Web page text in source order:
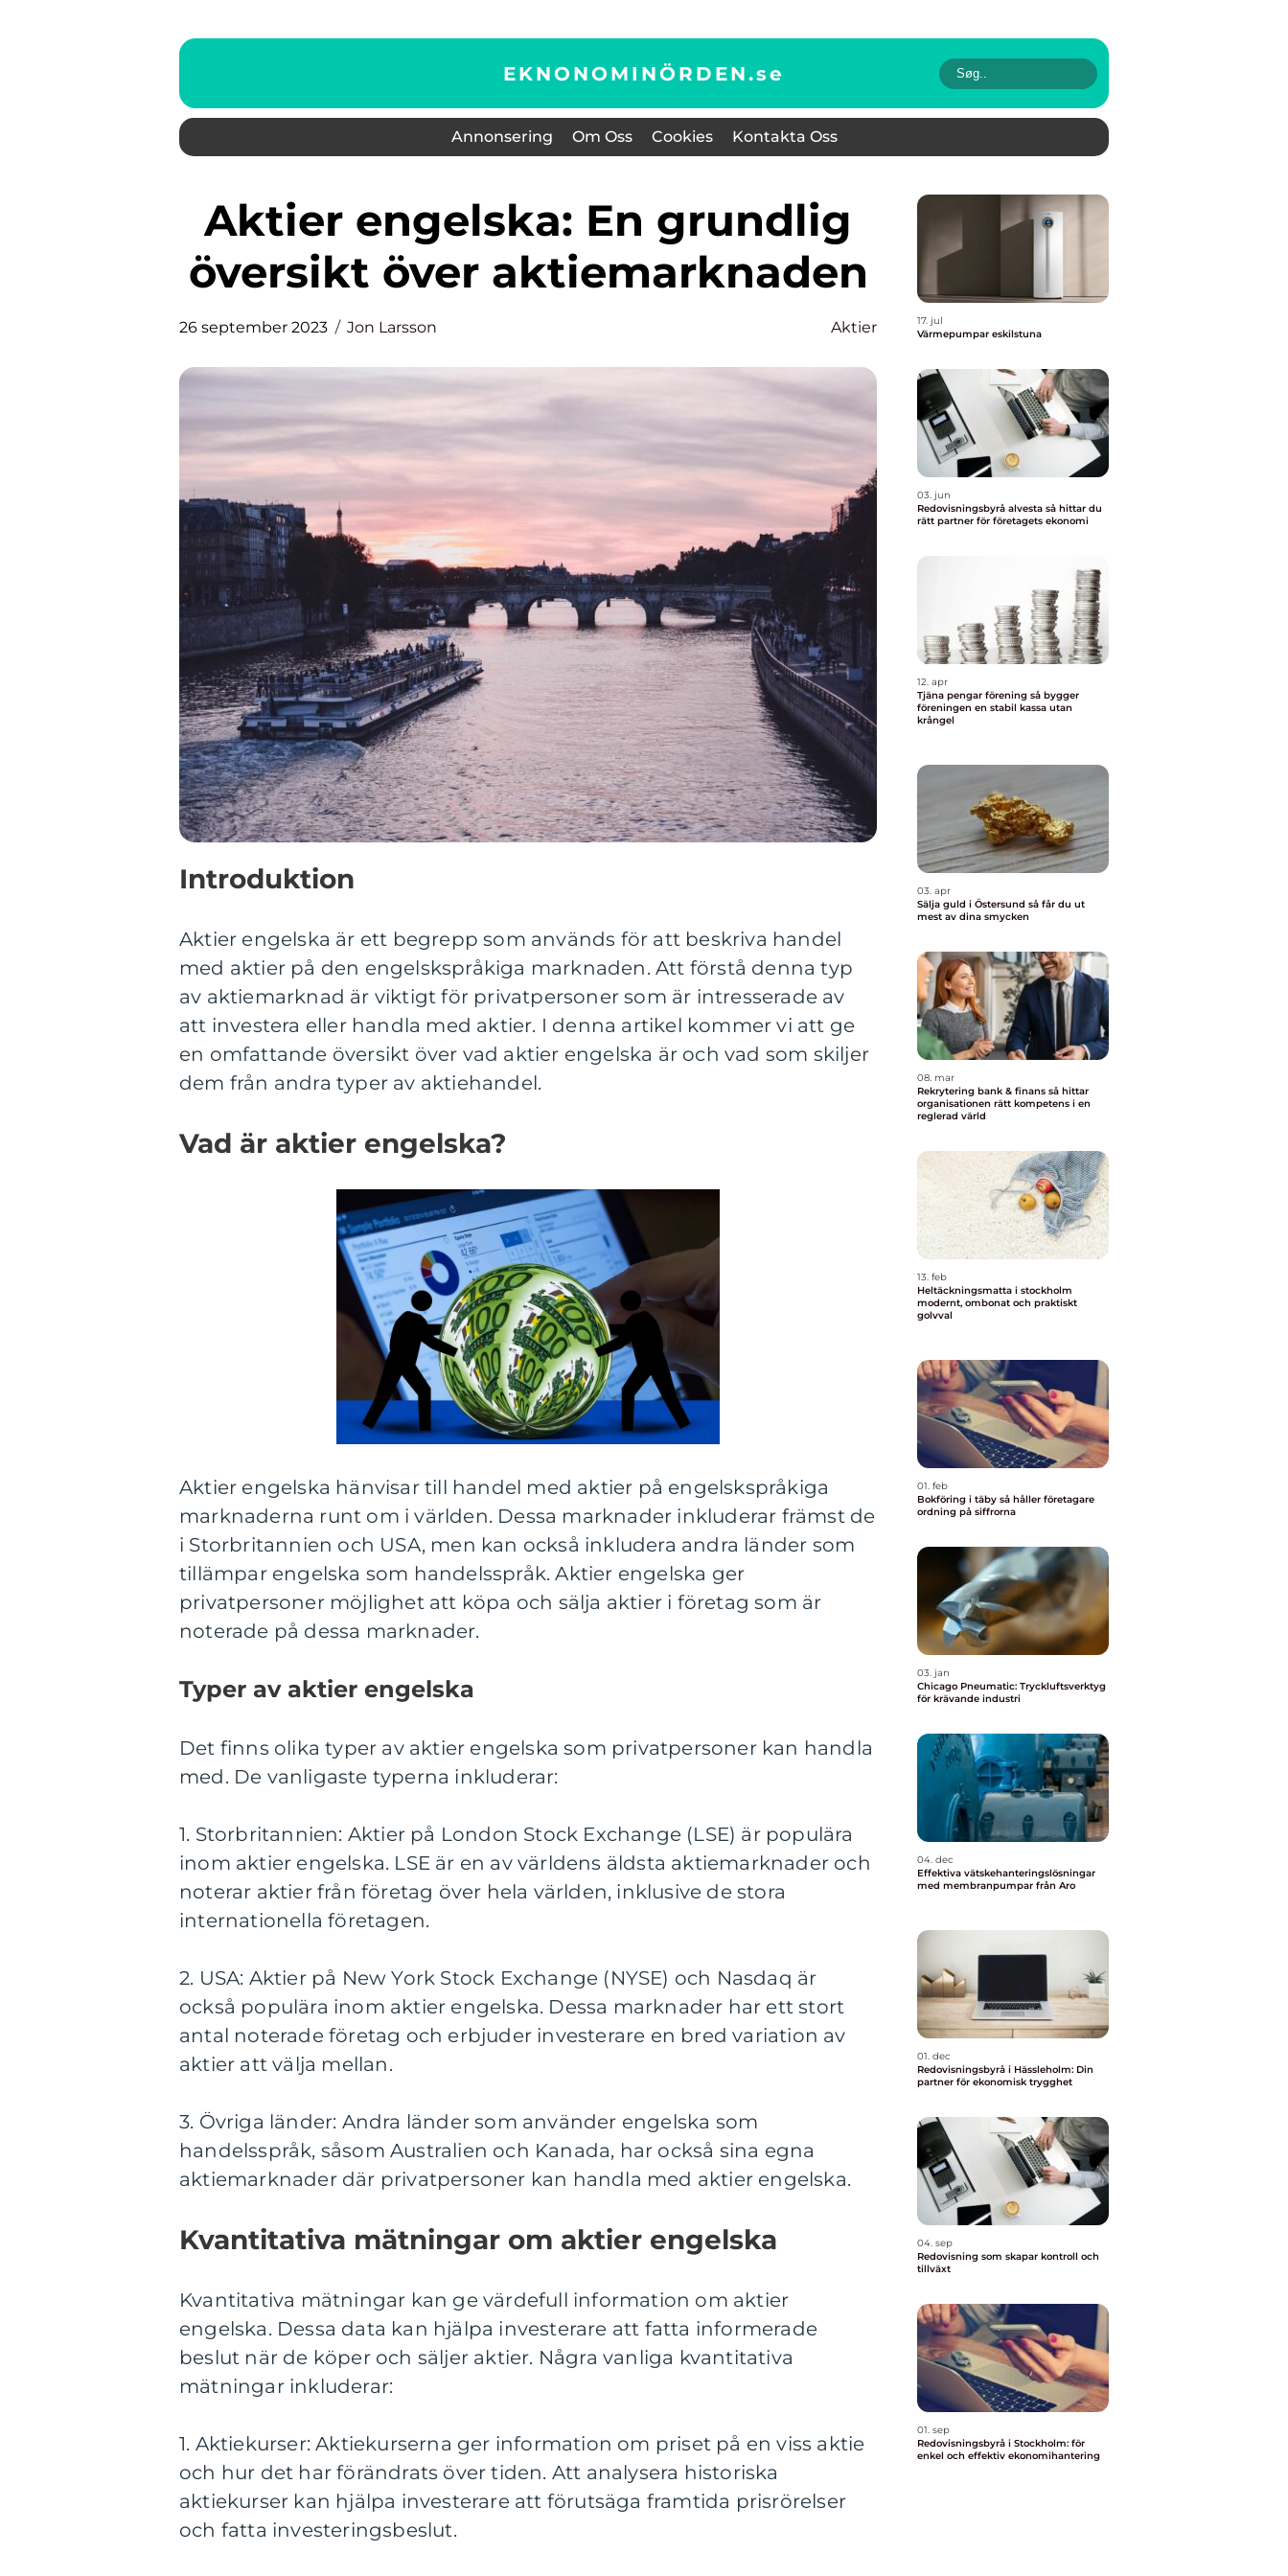
EKNONOMINÖRDEN.se
Annonsering Om Oss Cookies Kontakta Oss
Aktier engelska: En grundlig
översikt över aktiemarknaden
26 september 2023 Jon Larsson Aktier
Introduktion
Aktier engelska är ett begrepp som används för att beskriva handel
med aktier på den engelskspråkiga marknaden. Att förstå denna typ
av aktiemarknad är viktigt för privatpersoner som är intresserade av
att investera eller handla med aktier. I denna artikel kommer vi att ge
en omfattande översikt över vad aktier engelska är och vad som skiljer
dem från andra typer av aktiehandel.
Vad är aktier engelska?
Aktier engelska hänvisar till handel med aktier på engelskspråkiga
marknaderna runt om i världen. Dessa marknader inkluderar främst de
i Storbritannien och USA, men kan också inkludera andra länder som
tillämpar engelska som handelsspråk. Aktier engelska ger
privatpersoner möjlighet att köpa och sälja aktier i företag som är
noterade på dessa marknader.
Typer av aktier engelska
Det finns olika typer av aktier engelska som privatpersoner kan handla
med. De vanligaste typerna inkluderar:
1. Storbritannien: Aktier på London Stock Exchange (LSE) är populära
inom aktier engelska. LSE är en av världens äldsta aktiemarknader och
noterar aktier från företag över hela världen, inklusive de stora
internationella företagen.
2. USA: Aktier på New York Stock Exchange (NYSE) och Nasdaq är
också populära inom aktier engelska. Dessa marknader har ett stort
antal noterade företag och erbjuder investerare en bred variation av
aktier att välja mellan.
3. Övriga länder: Andra länder som använder engelska som
handelsspråk, såsom Australien och Kanada, har också sina egna
aktiemarknader där privatpersoner kan handla med aktier engelska.
Kvantitativa mätningar om aktier engelska
Kvantitativa mätningar kan ge värdefull information om aktier
engelska. Dessa data kan hjälpa investerare att fatta informerade
beslut när de köper och säljer aktier. Några vanliga kvantitativa
mätningar inkluderar:
1. Aktiekurser: Aktiekurserna ger information om priset på en viss aktie
och hur det har förändrats över tiden. Att analysera historiska
aktiekurser kan hjälpa investerare att förutsäga framtida prisrörelser
och fatta investeringsbeslut.
17. jul
Värmepumpar eskilstuna
03. jun
Redovisningsbyrå alvesta så hittar du
rätt partner för företagets ekonomi
12. apr
Tjäna pengar förening så bygger
föreningen en stabil kassa utan
krångel
03. apr
Sälja guld i Östersund så får du ut
mest av dina smycken
08. mar
Rekrytering bank & finans så hittar
organisationen rätt kompetens i en
reglerad värld
13. feb
Heltäckningsmatta i stockholm
modernt, ombonat och praktiskt
golvval
01. feb
Bokföring i täby så håller företagare
ordning på siffrorna
03. jan
Chicago Pneumatic: Tryckluftsverktyg
för krävande industri
04. dec
Effektiva vätskehanteringslösningar
med membranpumpar från Aro
01. dec
Redovisningsbyrå i Hässleholm: Din
partner för ekonomisk trygghet
04. sep
Redovisning som skapar kontroll och
tillväxt
01. sep
Redovisningsbyrå i Stockholm: för
enkel och effektiv ekonomihantering